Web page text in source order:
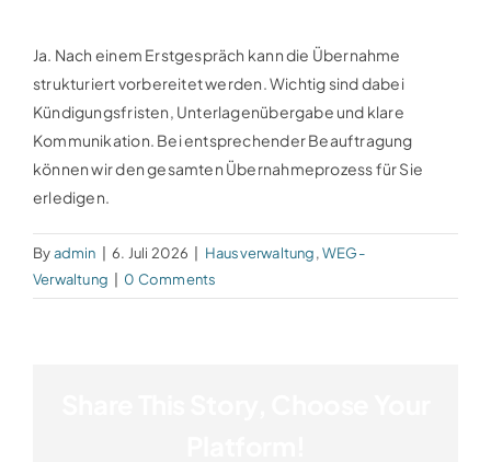
Ja. Nach einem Erstgespräch kann die Übernahme
strukturiert vorbereitet werden. Wichtig sind dabei
Kündigungsfristen, Unterlagenübergabe und klare
Kommunikation. Bei entsprechender Beauftragung
können wir den gesamten Übernahmeprozess für Sie
erledigen.
Byadmin 6. Juli 2026 Hausverwaltung,WEG-
Verwaltung
0 Comments